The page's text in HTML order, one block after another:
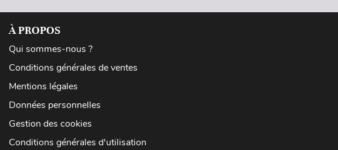
À PROPOS
Qui sommes-nous ?
Conditions générales de ventes
Mentions légales
Données personnelles
Gestion des cookies
Conditions générales d'utilisation